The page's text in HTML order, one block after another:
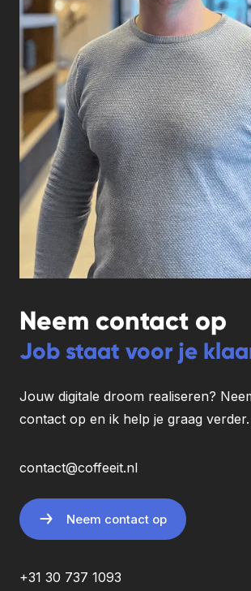
Neem contact op
Job staat voor je
Jouw digitale droom realiseren?
contact op en ik help je graag verder.
contact@coffeeit.nl
Neem contact op
+31 30 737 1093